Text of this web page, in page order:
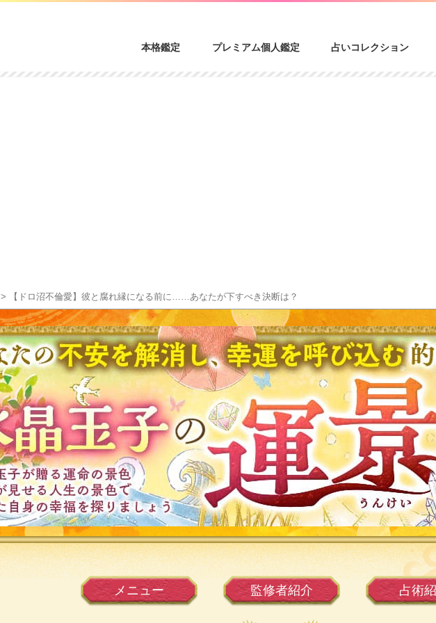
本格鑑定 プレミアム個人鑑定 占いコレクション
> 【ドロ沼不倫愛】彼と腐れ縁になる前に……あなたが下すべき決断は？
メニュー 監修者紹介 占術